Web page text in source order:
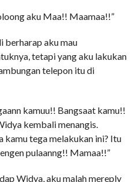
aku Maa!! Maamaa!!”
berharap aku mau
tetapi yang aku lakukan
telepon itu di
kamuu!! Bangsaat kamu!!
kembali menangis.
kamu tega melakukan ini? Itu
pulaanng!! Mamaa!!”
Widya, aku malah mereply